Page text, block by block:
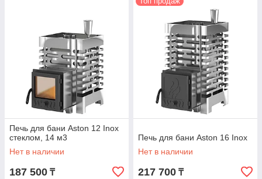
Печь для бани Aston 12 Inox
стеклом, 14 м3
Нет в наличии
187 500 ₸
Печь для бани Aston 16 Inox
Нет в наличии
217 700 ₸